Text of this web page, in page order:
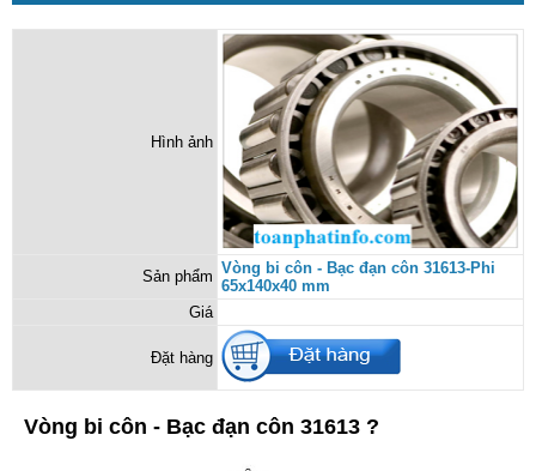
Hình ảnh
Sản phẩm Vòng bi côn - Bạc đạn côn 31613-Phi
65x140x40 mm
Giá
Đặt hàng
Vòng bi côn - Bạc đạn côn 31613 ?